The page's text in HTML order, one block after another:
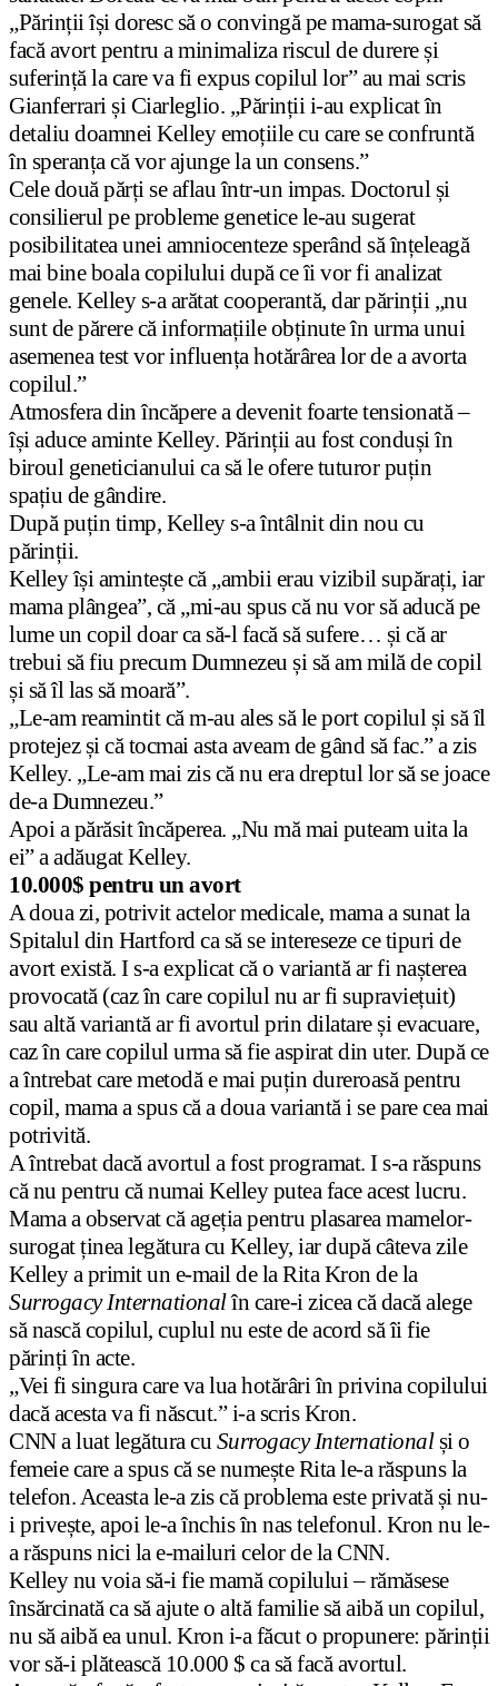
„Părinții își doresc să o convingă pe mama-surogat să
facă avort pentru a minimaliza riscul de durere și
suferință la care va fi expus copilul lor” au mai scris
Gianferrari și Ciarleglio. „Părinții i-au explicat în
detaliu doamnei Kelley emoțiile cu care se confruntă
în speranța că vor ajunge la un consens.”
Cele două părți se aflau într-un impas. Doctorul și
consilierul pe probleme genetice le-au sugerat
posibilitatea unei amniocenteze sperând să înțeleagă
mai bine boala copilului după ce îi vor fi analizat
genele. Kelley s-a arătat cooperantă, dar părinții „nu
sunt de părere că informațiile obținute în urma unui
asemenea test vor influența hotărârea lor de a avorta
copilul.”
Atmosfera din încăpere a devenit foarte tensionată –
își aduce aminte Kelley. Părinții au fost conduși în
biroul geneticianului ca să le ofere tuturor puțin
spațiu de gândire.
După puțin timp, Kelley s-a întâlnit din nou cu
părinții.
Kelley își amintește că „ambii erau vizibil supărați, iar
mama plângea”, că „mi-au spus că nu vor să aducă pe
lume un copil doar ca să-l facă să sufere… și că ar
trebui să fiu precum Dumnezeu și să am milă de copil
și să îl las să moară”.
„Le-am reamintit că m-au ales să le port copilul și să îl
protejez și că tocmai asta aveam de gând să fac.” a zis
Kelley. „Le-am mai zis că nu era dreptul lor să se joace
de-a Dumnezeu.”
Apoi a părăsit încăperea. „Nu mă mai puteam uita la
ei” a adăugat Kelley.
10.000$ pentru un avort
A doua zi, potrivit actelor medicale, mama a sunat la
Spitalul din Hartford ca să se intereseze ce tipuri de
avort există. I s-a explicat că o variantă ar fi nașterea
provocată (caz în care copilul nu ar fi supraviețuit)
sau altă variantă ar fi avortul prin dilatare și evacuare,
caz în care copilul urma să fie aspirat din uter. După ce
a întrebat care metodă e mai puțin dureroasă pentru
copil, mama a spus că a doua variantă i se pare cea mai
potrivită.
A întrebat dacă avortul a fost programat. I s-a răspuns
că nu pentru că numai Kelley putea face acest lucru.
Mama a observat că ageția pentru plasarea mamelor-
surogat ținea legătura cu Kelley, iar după câteva zile
Kelley a primit un e-mail de la Rita Kron de la
Surrogacy Internationalîn care-i zicea că dacă alege
să nască copilul, cuplul nu este de acord să îi fie
părinți în acte.
„Vei fi singura care va lua hotărâri în privina copilului
dacă acesta va fi născut.” i-a scris Kron.
CNN a luat legătura cu Surrogacy Internationalși o
femeie care a spus că se numește Rita le-a răspuns la
telefon. Aceasta le-a zis că problema este privată și nu-
i privește, apoi le-a închis în nas telefonul. Kron nu le-
a răspuns nici la e-mailuri celor de la CNN.
Kelley nu voia să-i fie mamă copilului – rămăsese
însărcinată ca să ajute o altă familie să aibă un copilul,
nu să aibă ea unul. Kron i-a făcut o propunere: părinții
vor să-i plătească 10.000 $ ca să facă avortul.